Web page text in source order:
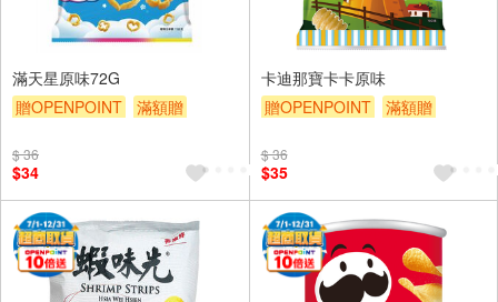
滿天星原味72G
贈OPENPOINT
滿額贈
$ 36
$34
卡迪那寶卡卡原味
贈OPENPOINT
滿額贈
$ 36
$35